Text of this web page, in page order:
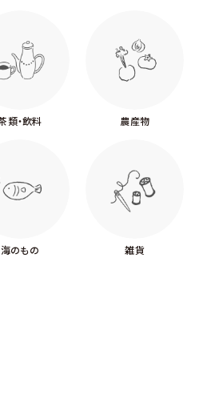
類・飲料 農産物
海のもの 雑貨